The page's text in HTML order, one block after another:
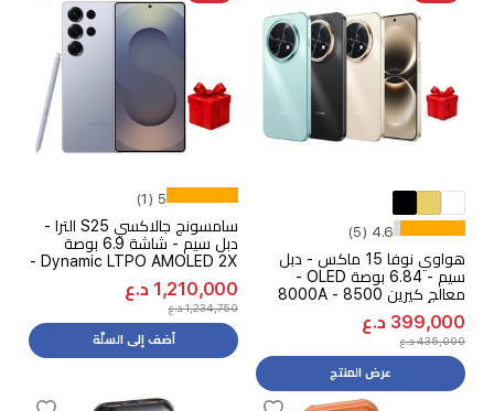
4.6 (5)
هواوي نوفا 15 ماكس - دبل
سيم - 6.84 بوصة OLED -
معالج كيرين 8000A - 8500
تشارج ذكاء اصطناعي + هدية
مجانية
399,000 د.ع
435,000 د.ع
عرض المنتج
5 (1)
سامسونج جالاكسي S25 الترا -
دبل سيم - شاشة 6.9 بوصة
Dynamic LTPO AMOLED 2X -
هدية مجانية
1,210,000 د.ع
1,234,750 د.ع
أضف إلى السلّة